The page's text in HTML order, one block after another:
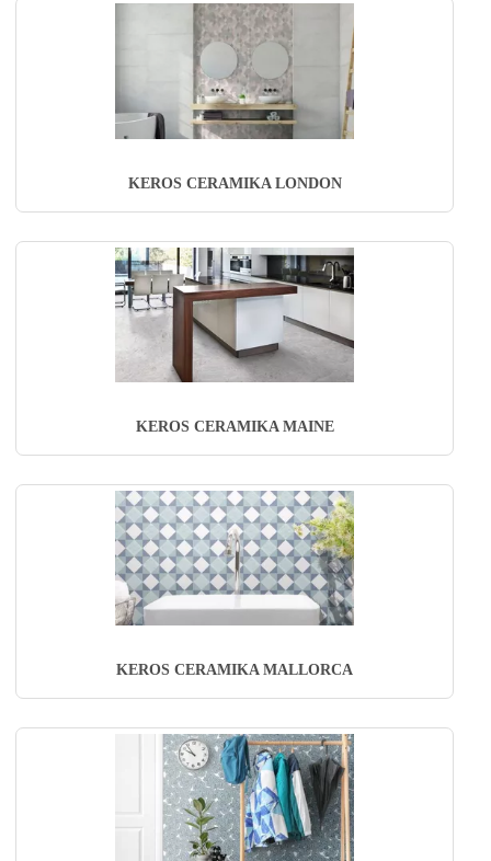
KEROS CERAMIKA LONDON
KEROS CERAMIKA MAINE
KEROS CERAMIKA MALLORCA